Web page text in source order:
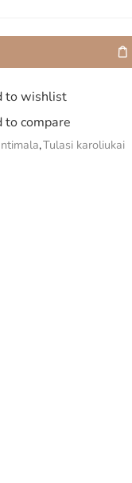
to wishlist
to compare
,Tulasi karoliukai